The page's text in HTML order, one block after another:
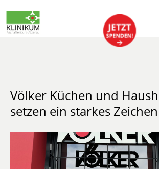
Völker Küchen und
setzen ein starkes Zeichen